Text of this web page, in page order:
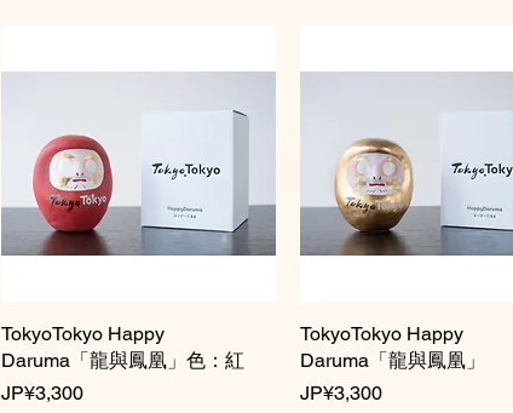
快速瀏覽
TokyoTokyo Happy
Daruma「龍與鳳凰」色：紅
價格
JP¥3,300
快速瀏覽
TokyoTokyo Happy
Daruma「龍與鳳凰」
價格
JP¥3,300